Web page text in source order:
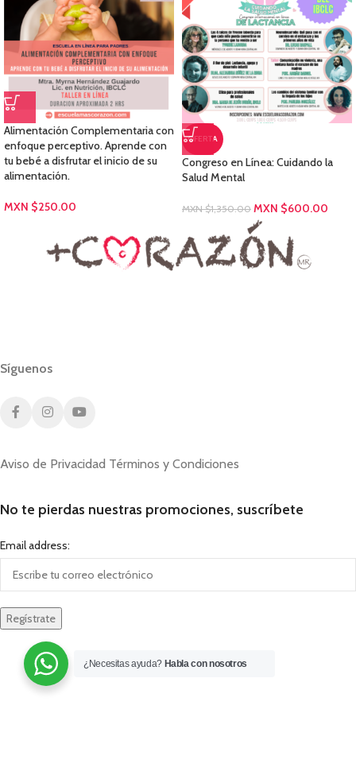
Alimentación Complementaria con
enfoque perceptivo. Aprende con
tu bebé a disfrutar el inicio de su
alimentación.
MXN $250.00
OFERTA
Congreso en Línea: Cuidando la
Salud Mental
MXN $1,350.00 MXN $600.00
Síguenos
Aviso de Privacidad Términos y Condiciones
No te pierdas nuestras promociones, suscríbete
Email address:
¿Necesitas ayuda? Habla con nosotros